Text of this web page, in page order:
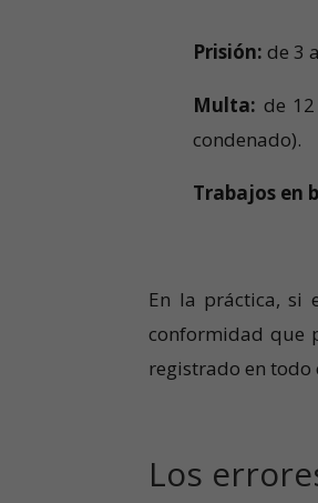
Prisión:de 3
Multa: de
condenado).
Trabajos en
En la práctica, si
conformidad que
registrado en todo
Los